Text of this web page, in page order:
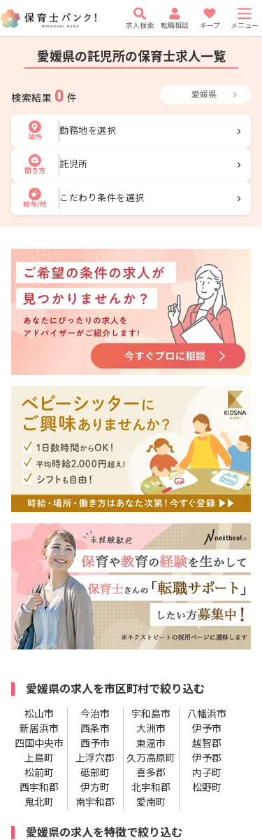
求人検索 転職相談 キープ メニュー
愛媛県の託児所の保育士求人一覧
検索結果 0 件 愛媛県
場所
勤務地を選択
働き方
託児所
給与/他
こだわり条件を選択
愛媛県の求人を市区町村で絞り込む
松山市 今治市 宇和島市
八幡浜市
新居浜市
西条市 大洲市
伊予市
四国中央市
西予市 東温市
越智郡
上島町
上浮穴郡 久万高原町
伊予郡
松前町
砥部町 喜多郡
内子町
西宇和郡
伊方町 北宇和郡
松野町
鬼北町
南宇和郡 愛南町
愛媛県の求人を特徴で絞り込む